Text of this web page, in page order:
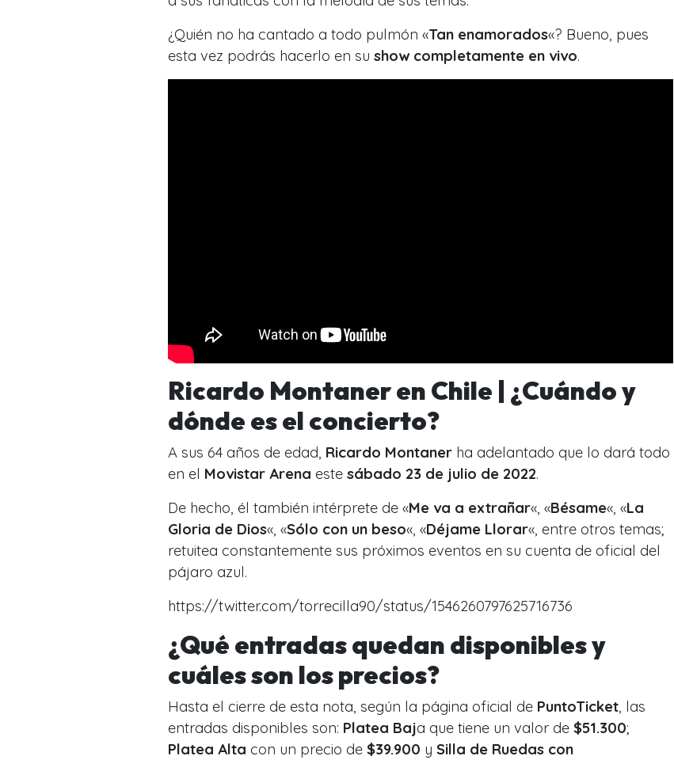
¿Quién no ha cantado a todo pulmón «Tan enamorados«? Bueno, pues
esta vez podrás hacerlo en su show completamente en vivo.
Ricardo Montaner en Chile | ¿Cuándo y
dónde es el concierto?
A sus 64 años de edad, Ricardo Montaner ha adelantado que lo dará todo
en el Movistar Arena este sábado 23 de julio de 2022.
De hecho, él también intérprete de «Me va a extrañar«, «Bésame«, «La
Gloria de Dios«, «Sólo con un beso«, «Déjame Llorar«, entre otros temas;
retuitea constantemente sus próximos eventos en su cuenta de oficial del
pájaro azul.
https://twitter.com/torrecilla90/status/1546260797625716736
¿Qué entradas quedan disponibles y
cuáles son los precios?
Hasta el cierre de esta nota, según la página oficial de PuntoTicket, las
entradas disponibles son: Platea Baja que tiene un valor de $51.300;
Platea Alta con un precio de $39.900 y Silla de Ruedas con